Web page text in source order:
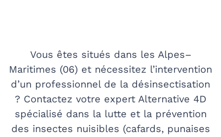
Vous êtes situés dans les Alpes–
Maritimes (06) et nécessitez l’intervention
d’un professionnel de la désinsectisation
? Contactez votre expert Alternative 4D
spécialisé dans la lutte et la prévention
des insectes nuisibles (cafards, punaises